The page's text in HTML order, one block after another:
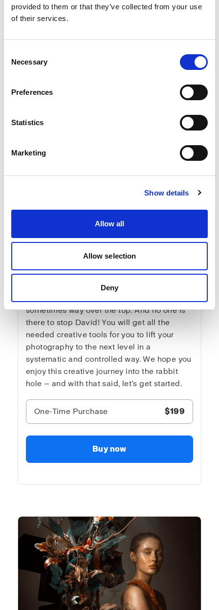
provided to them or that they’ve collected from your use
of their services.
Selection
Necessary
Preferences
Statistics
Marketing
Show details
Allow all
Allow selection
Deny
Advanced lighting 3
the truth about light. No loose explanations.
The content suits both intermediate and very
advanced light nerds, but never the
sometimes way over the top. And no one is
there to stop David! You will get all the
needed creative tools for you to lift your
photography to the next level in a
systematic and controlled way. We hope you
enjoy this creative journey into the rabbit
hole — and with that said, let’s get started.
One-Time Purchase $199
Buy now